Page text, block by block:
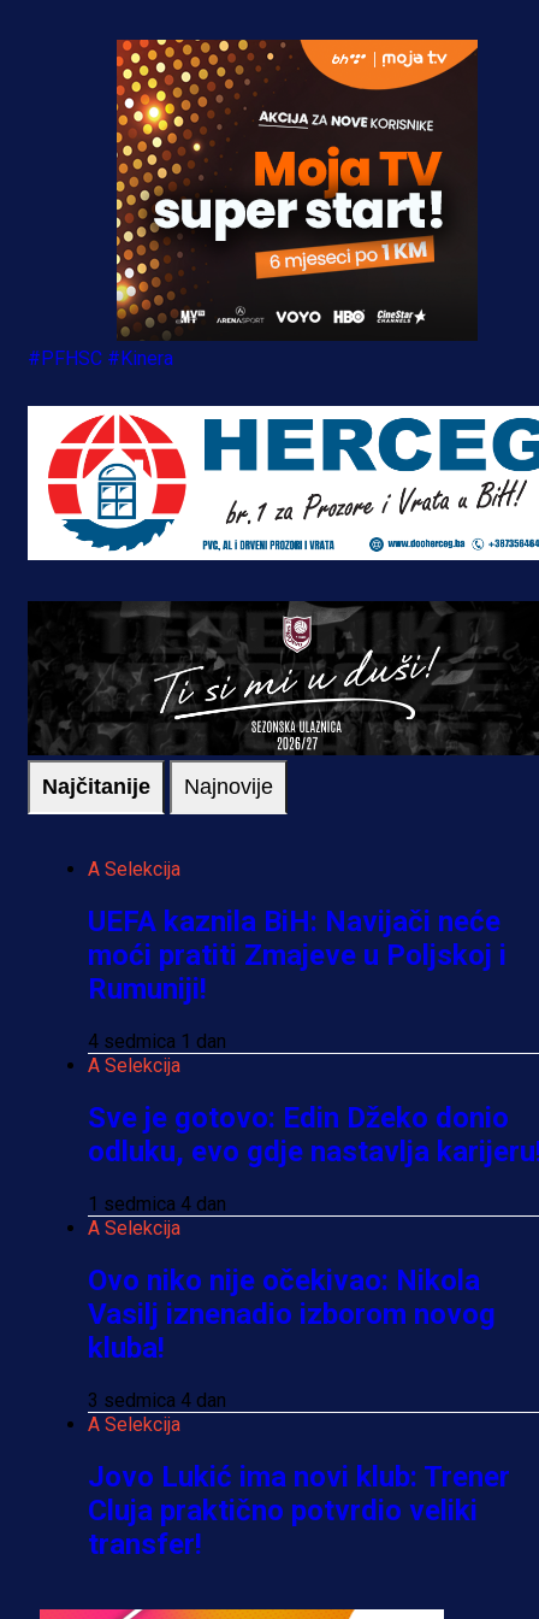
#PFHSC #Kinera
Najčitanije Najnovije
A Selekcija
UEFA kaznila BiH: Navijači neće
moći pratiti Zmajeve u Poljskoj i
Rumuniji!
4 sedmica 1 dan
A Selekcija
Sve je gotovo: Edin Džeko donio
odluku, evo gdje nastavlja
1 sedmica 4 dan
A Selekcija
Ovo niko nije očekivao: Nikola
Vasilj iznenadio izborom novog
kluba!
3 sedmica 4 dan
A Selekcija
Jovo Lukić ima novi klub: Trener
Cluja praktično potvrdio veliki
transfer!